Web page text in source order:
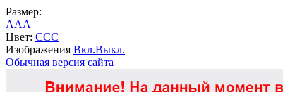
Размер:
AAA
Цвет: CCC
Изображения Вкл.Выкл.
Обычная версия сайта